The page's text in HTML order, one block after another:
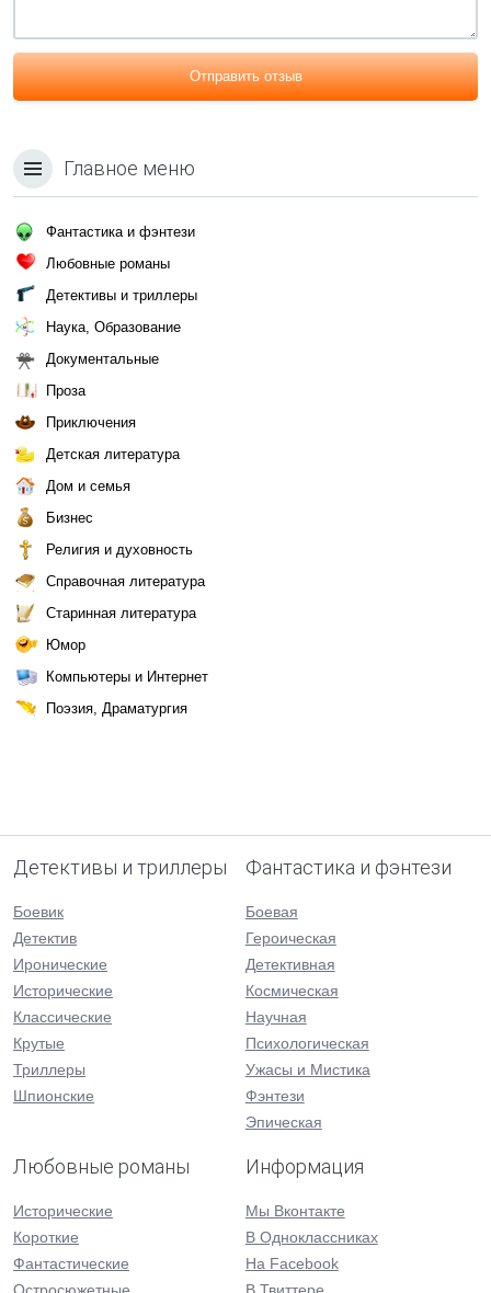
Отправить отзыв
Главное меню
Фантастика и фэнтези
Любовные романы
Детективы и триллеры
Наука, Образование
Документальные
Проза
Приключения
Детская литература
Дом и семья
Бизнес
Религия и духовность
Справочная литература
Старинная литература
Юмор
Компьютеры и Интернет
Поэзия, Драматургия
Детективы и триллеры
Боевик
Детектив
Иронические
Исторические
Классические
Крутые
Триллеры
Шпионские
Фантастика и фэнтези
Боевая
Героическая
Детективная
Космическая
Научная
Психологическая
Ужасы и Мистика
Фэнтези
Эпическая
Любовные романы
Исторические
Короткие
Фантастические
Информация
Мы Вконтакте
В Одноклассниках
На Facebook